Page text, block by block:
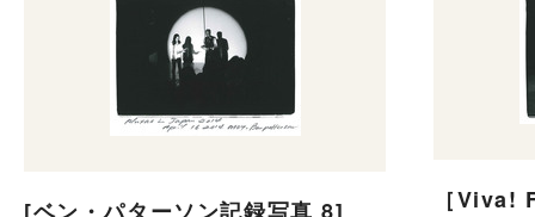
［Viva!